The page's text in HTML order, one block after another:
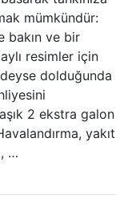
mümkündür:
bakın ve bir
resimler için
dolduğunda
2 ekstra galon
yakıt
…